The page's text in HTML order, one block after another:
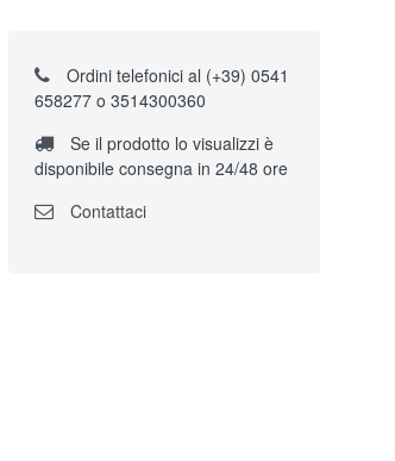
Ordini telefonici al (+39) 0541
658277 o 3514300360
Se il prodotto lo visualizzi è
disponibile consegna in 24/48 ore
Contattaci